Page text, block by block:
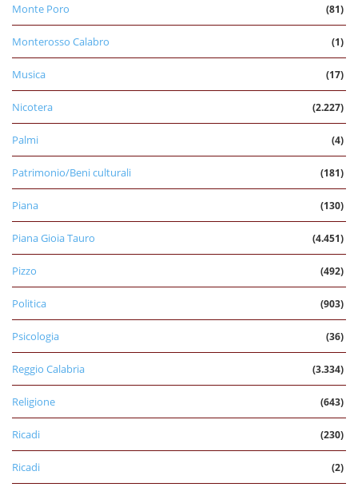
Monte Poro (81)
Monterosso Calabro (1)
Musica (17)
Nicotera (2.227)
Palmi (4)
Patrimonio/Beni culturali (181)
Piana (130)
Piana Gioia Tauro (4.451)
Pizzo (492)
Politica (903)
Psicologia (36)
Reggio Calabria (3.334)
Religione (643)
Ricadi (230)
Ricadi (2)